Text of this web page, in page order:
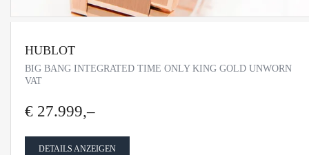
HUBLOT
BIG BANG INTEGRATED TIME ONLY KING GOLD UNWORN
VAT
€ 27.999,–
DETAILS ANZEIGEN